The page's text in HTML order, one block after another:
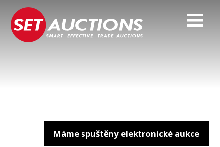
Máme spuštěny elektronické aukce